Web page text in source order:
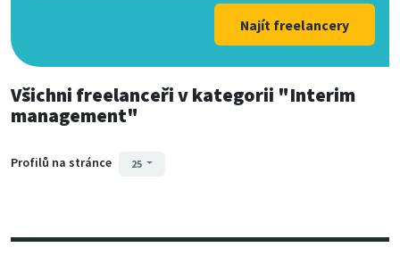
Najít freelancery
Všichni freelanceřiv kategorii "Interim
management"
Profilů na stránce 25